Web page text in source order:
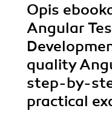
Opis
Angular
quality
step-by-
practical